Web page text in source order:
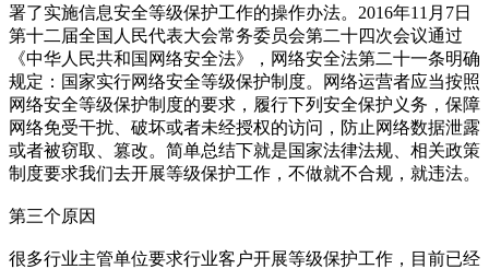
署了实施信息安全等级保护工作的操作办法。2016年11月7日
第十二届全国人民代表大会常务委员会第二十四次会议通过
《中华人民共和国网络安全法》，网络安全法第二十一条明确
规定：国家实行网络安全等级保护制度。网络运营者应当按照
网络安全等级保护制度的要求，履行下列安全保护义务，保障
网络免受干扰、破坏或者未经授权的访问，防止网络数据泄露
或者被窃取、篡改。简单总结下就是国家法律法规、相关政策
制度要求我们去开展等级保护工作，不做就不合规，就违法。
第三个原因
很多行业主管单位要求行业客户开展等级保护工作，目前已经